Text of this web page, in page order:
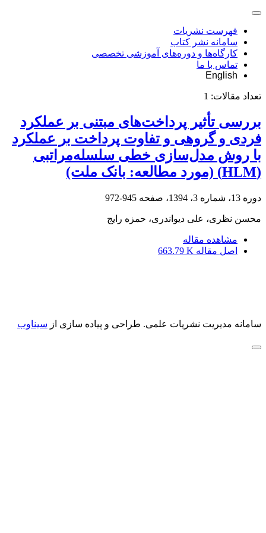
فهرست نشریات
سامانه نشر کتاب
کارگاه‌ها و دوره‌های آموزشی تخصصی
تماس با ما
English
تعداد مقالات: 1
بررسی تأثیر پرداخت‌های مبتنی بر عملکرد
فردی و گروهی و تفاوت پرداخت بر عملکرد
با روش مدل‌سازی خطی سلسله‌مراتبی
(HLM) (مورد مطالعه: بانک ملت)
دوره 13، شماره 3، 1394، صفحه 945-972
محسن نظری، علی دیواندری، حمزه رایج
مشاهده مقاله
اصل مقاله 663.79 K
سامانه مدیریت نشریات علمی. طراحی و پیاده سازی از سیناوب